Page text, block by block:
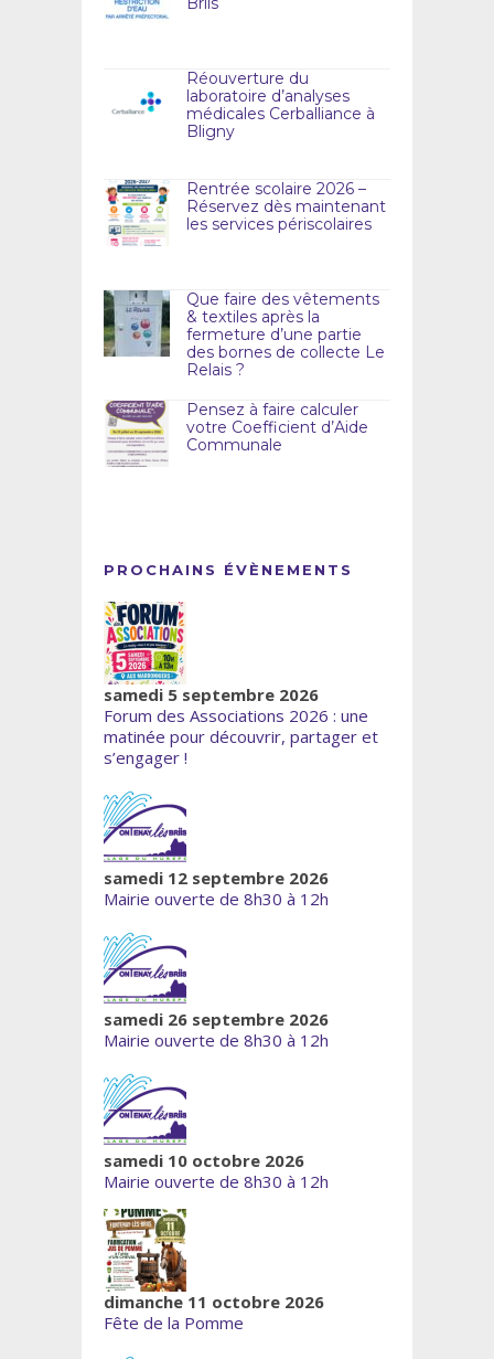
Réouverture du
laboratoire d’analyses
médicales Cerballiance à
Bligny
Rentrée scolaire 2026 –
Réservez dès maintenant
les services périscolaires
Que faire des vêtements
& textiles après la
fermeture d’une partie
des bornes de collecte Le
Relais ?
Pensez à faire calculer
votre Coefficient d’Aide
Communale
PROCHAINS ÉVÈNEMENTS
samedi 5 septembre 2026
Forum des Associations 2026 : une
matinée pour découvrir, partager et
s’engager !
samedi 12 septembre 2026
Mairie ouverte de 8h30 à 12h
samedi 26 septembre 2026
Mairie ouverte de 8h30 à 12h
samedi 10 octobre 2026
Mairie ouverte de 8h30 à 12h
dimanche 11 octobre 2026
Fête de la Pomme